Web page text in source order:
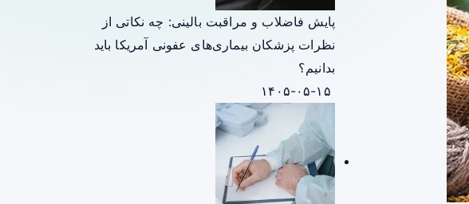
پایش فاضلاب و مراقبت بالینی: چه نکاتی از
نظرات پزشکان بیماری‌های عفونی آمریکا باید
بدانیم؟